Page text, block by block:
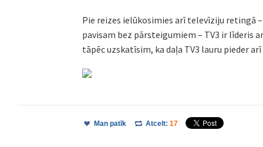
Pie reizes ielūkosimies arī televīziju retingā
pavisam bez pārsteigumiem – TV3 ir līderis
tāpēc uzskatīsim, ka daļa TV3 lauru pieder
Man patīk Atcelt: 17